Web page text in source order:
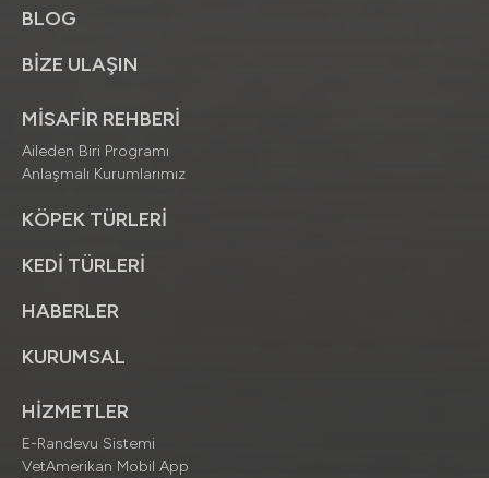
BLOG
BİZE ULAŞIN
MİSAFİR REHBERİ
Aileden Biri Programı
Anlaşmalı Kurumlarımız
KÖPEK TÜRLERİ
KEDİ TÜRLERİ
HABERLER
KURUMSAL
HİZMETLER
E-Randevu Sistemi
VetAmerikan Mobil App